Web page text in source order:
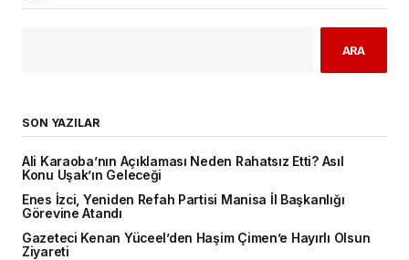
ARA
SON YAZILAR
Ali Karaoba’nın Açıklaması Neden Rahatsız Etti? Asıl
Konu Uşak’ın Geleceği
Enes İzci, Yeniden Refah Partisi Manisa İl Başkanlığı
Görevine Atandı
Gazeteci Kenan Yüceel’den Haşim Çimen’e Hayırlı Olsun
Ziyareti